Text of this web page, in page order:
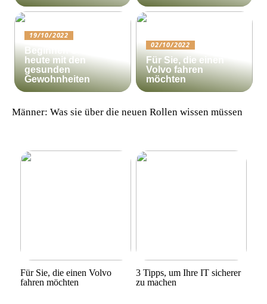
19/10/2022
Beginnen Sie noch
heute mit den
gesunden
Gewohnheiten
02/10/2022
Für Sie, die einen
Volvo fahren
möchten
Männer: Was sie über die neuen Rollen wissen müssen
Für Sie, die einen Volvo
fahren möchten
3 Tipps, um Ihre IT sicherer
zu machen